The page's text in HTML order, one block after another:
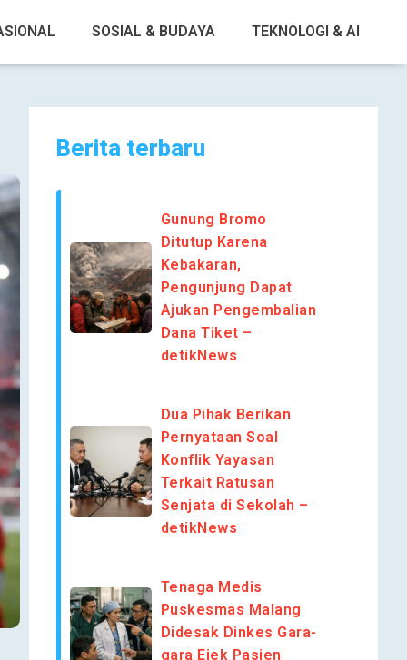
SOSIAL & BUDAYA TEKNOLOGI & AI
Berita terbaru
Gunung Bromo
Ditutup Karena
Kebakaran,
Pengunjung Dapat
Ajukan Pengembalian
Dana Tiket –
detikNews
Dua Pihak Berikan
Pernyataan Soal
Konflik Yayasan
Terkait Ratusan
Senjata di Sekolah –
detikNews
Tenaga Medis
Puskesmas Malang
Didesak Dinkes Gara-
gara Ejek Pasien